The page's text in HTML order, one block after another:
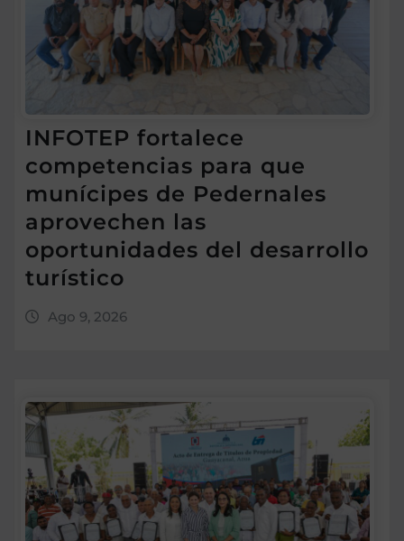
INFOTEP fortalece
competencias para que
munícipes de Pedernales
aprovechen las
oportunidades del desarrollo
turístico
Ago 9, 2026